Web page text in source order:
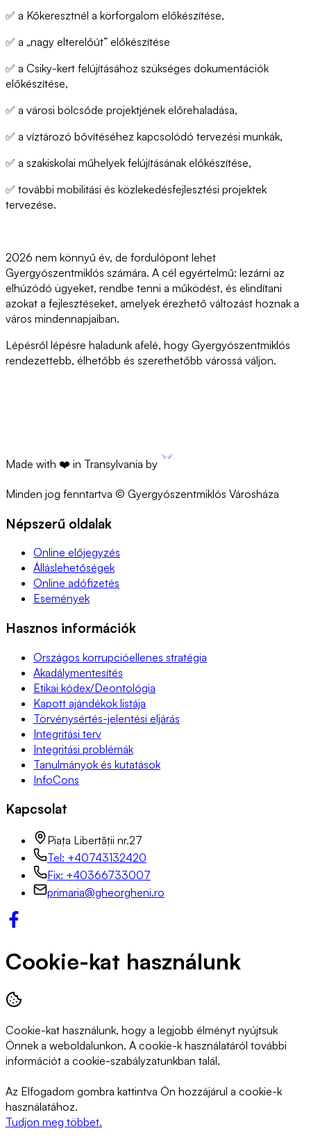
✅ a Kőkeresztnél a körforgalom előkészítése,
✅ a „nagy elterelőút” előkészítése
✅ a Csiky-kert felújításához szükséges dokumentációk
előkészítése,
✅ a városi bölcsőde projektjének előrehaladása,
✅ a víztározó bővítéséhez kapcsolódó tervezési munkák,
✅ a szakiskolai műhelyek felújításának előkészítése,
✅ további mobilitási és közlekedésfejlesztési projektek
tervezése.
2026 nem könnyű év, de fordulópont lehet
Gyergyószentmiklós számára. A cél egyértelmű: lezárni az
elhúzódó ügyeket, rendbe tenni a működést, és elindítani
azokat a fejlesztéseket, amelyek érezhető változást hoznak a
város mindennapjaiban.
Lépésről lépésre haladunk afelé, hogy Gyergyószentmiklós
rendezettebb, élhetőbb és szerethetőbb várossá váljon.
Made with ❤️ in Transylvania by
Minden jog fenntartva © Gyergyószentmiklós Városháza
Népszerű oldalak
Online előjegyzés
Álláslehetőségek
Online adófizetés
Események
Hasznos információk
Országos korrupcióellenes stratégia
Akadálymentesítés
Etikai kódex/Deontológia
Kapott ajándékok listája
Törvénysértés-jelentési eljárás
Integritási terv
Integritási problémák
Tanulmányok és kutatások
InfoCons
Kapcsolat
Piața Libertății nr.27
Tel: +40743132420
Fix: +40366733007
primaria@gheorgheni.ro
Cookie-kat használunk
Cookie-kat használunk, hogy a legjobb élményt nyújtsuk
Önnek a weboldalunkon. A cookie-k használatáról további
információt a cookie-szabályzatunkban talál.
Az Elfogadom gombra kattintva Ön hozzájárul a cookie-k
használatához.
Tudjon meg többet.